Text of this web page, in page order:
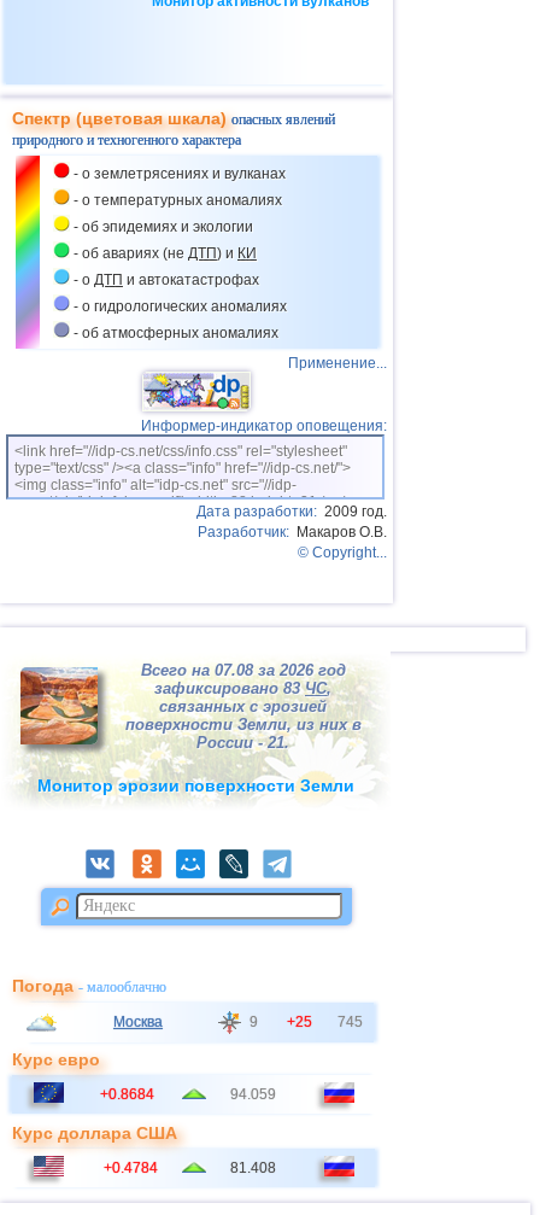
Спектр (цветовая шкала)опасных явлений
природного и техногенного характера
- о землетрясениях и вулканах
- о температурных аномалиях
- об эпидемиях и экологии
- об авариях (не ДТП) и КИ
- о ДТП и автокатастрофах
- о гидрологических аномалиях
- об атмосферных аномалиях
Применение...
Информер-индикатор оповещения:
<link href="//idp-cs.net/css/info.css" rel="stylesheet"
type="text/css" /><a class="info" href="//idp-cs.net/">
<img class="info" alt="idp-cs.net" src="//idp-
cs.net/pix/idpinfok_sm.gif" width=88 height=31 /></a>
Дата разработки: 2009 год.
Разработчик: Макаров О.В.
© Copyright...
Всего на 07.08 за 2026 год
зафиксировано 83ЧС,
связанных с эрозией
поверхности Земли, из них в
России - 21.
Монитор эрозии поверхности Земли
Погода- малооблачно
Москва 9 +25 745
Курс евро
+0.8684 94.059
Курс доллара США
+0.4784 81.408